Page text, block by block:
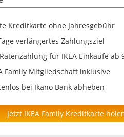
Kreditkarte ohne Jahresgebühr
verlängertes Zahlungsziel
für IKEA Einkäufe ab
Family Mitgliedschaft inklusive
bei Ikano Bank abheben
Jetzt IKEA Family Kreditkarte